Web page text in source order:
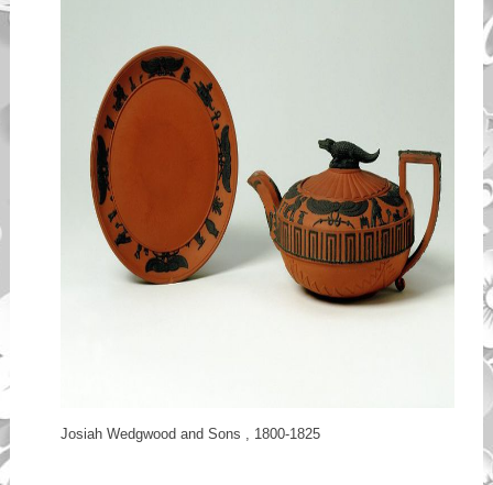
Josiah Wedgwood and Sons , 1800-1825